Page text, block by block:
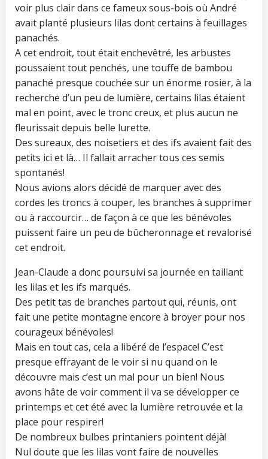
voir plus clair dans ce fameux sous-bois où André
avait planté plusieurs lilas dont certains à feuillages
panachés.
A cet endroit, tout était enchevêtré, les arbustes
poussaient tout penchés, une touffe de bambou
panaché presque couchée sur un énorme rosier, à la
recherche d’un peu de lumière, certains lilas étaient
mal en point, avec le tronc creux, et plus aucun ne
fleurissait depuis belle lurette.
Des sureaux, des noisetiers et des ifs avaient fait des
petits ici et là… Il fallait arracher tous ces semis
spontanés!
Nous avions alors décidé de marquer avec des
cordes les troncs à couper, les branches à supprimer
ou à raccourcir… de façon à ce que les bénévoles
puissent faire un peu de bûcheronnage et revalorisé
cet endroit.
Jean-Claude a donc poursuivi sa journée en taillant
les lilas et les ifs marqués.
Des petit tas de branches partout qui, réunis, ont
fait une petite montagne encore à broyer pour nos
courageux bénévoles!
Mais en tout cas, cela a libéré de l’espace! C’est
presque effrayant de le voir si nu quand on le
découvre mais c’est un mal pour un bien! Nous
avons hâte de voir comment il va se développer ce
printemps et cet été avec la lumière retrouvée et la
place pour respirer!
De nombreux bulbes printaniers pointent déjà!
Nul doute que les lilas vont faire de nouvelles